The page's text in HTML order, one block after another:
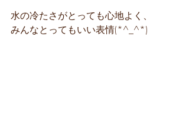
水の冷たさがとっても心地よく、
みんなとってもいい表情(*^_^*)